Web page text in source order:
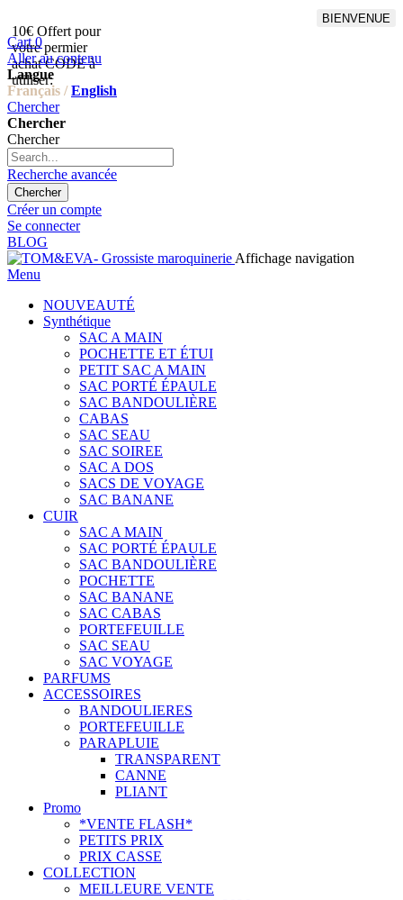
10€ Offert pour
votre permier
achat CODE à
utiliser:
BIENVENUE
Cart 0
Aller au contenu
Langue
Français / English
Chercher
Chercher
Chercher
Recherche avancée
Chercher
Créer un compte
Se connecter
BLOG
Affichage navigation
Menu
NOUVEAUTÉ
Synthétique
SAC A MAIN
POCHETTE ET ÉTUI
PETIT SAC A MAIN
SAC PORTÉ ÉPAULE
SAC BANDOULIÈRE
CABAS
SAC SEAU
SAC SOIREE
SAC A DOS
SACS DE VOYAGE
SAC BANANE
CUIR
SAC A MAIN
SAC PORTÉ ÉPAULE
SAC BANDOULIÈRE
POCHETTE
SAC BANANE
SAC CABAS
PORTEFEUILLE
SAC SEAU
SAC VOYAGE
PARFUMS
ACCESSOIRES
BANDOULIERES
PORTEFEUILLE
PARAPLUIE
TRANSPARENT
CANNE
PLIANT
Promo
*VENTE FLASH*
PETITS PRIX
PRIX CASSE
COLLECTION
MEILLEURE VENTE